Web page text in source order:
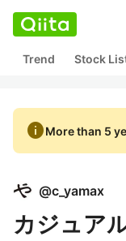
Trend Stock
infoMore than 5
@c_yamax
カジュア